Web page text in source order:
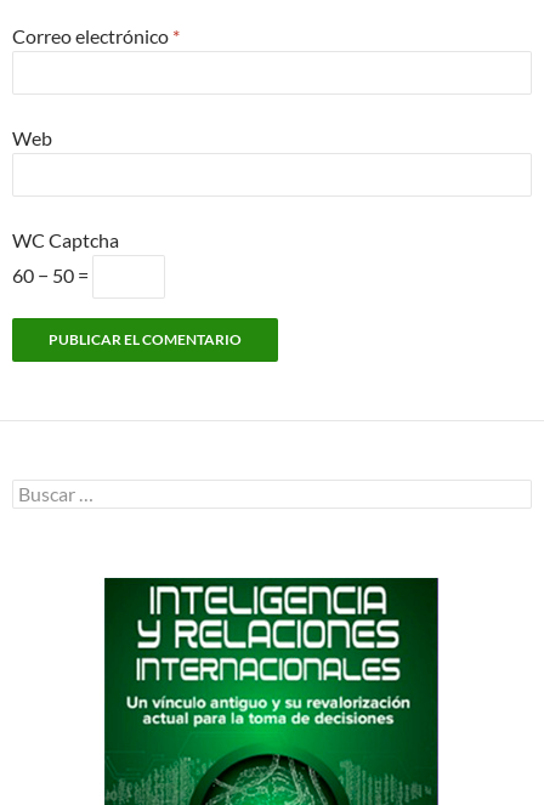
Correo electrónico *
Web
WC Captcha
60 − 50 =
Buscar: